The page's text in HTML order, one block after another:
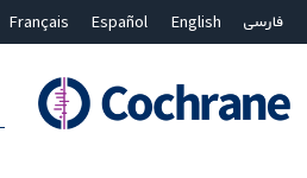
فارسی English
Español
Français